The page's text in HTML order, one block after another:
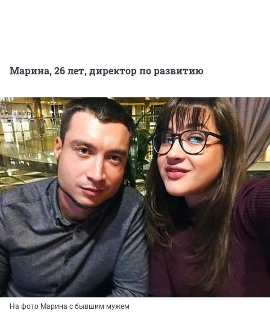
Марина, 26 лет, директор по развитию
На фото Марина с бывшим мужем